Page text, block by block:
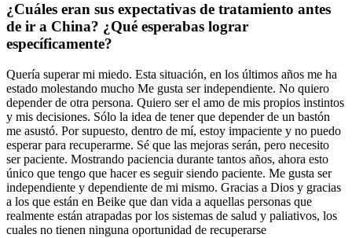
¿Cuáles eran sus expectativas de tratamiento antes
de ir a China? ¿Qué esperabas lograr
específicamente?
Quería superar mi miedo. Esta situación, en los últimos años me ha
estado molestando mucho Me gusta ser independiente. No quiero
depender de otra persona. Quiero ser el amo de mis propios instintos
y mis decisiones. Sólo la idea de tener que depender de un bastón
me asustó. Por supuesto, dentro de mí, estoy impaciente y no puedo
esperar para recuperarme. Sé que las mejoras serán, pero necesito
ser paciente. Mostrando paciencia durante tantos años, ahora esto
único que tengo que hacer es seguir siendo paciente. Me gusta ser
independiente y dependiente de mi mismo. Gracias a Dios y gracias
a los que están en Beike que dan vida a aquellas personas que
realmente están atrapadas por los sistemas de salud y paliativos, los
cuales no tienen ninguna oportunidad de recuperarse